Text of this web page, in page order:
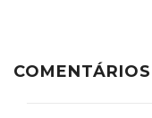
COMENTÁRIOS